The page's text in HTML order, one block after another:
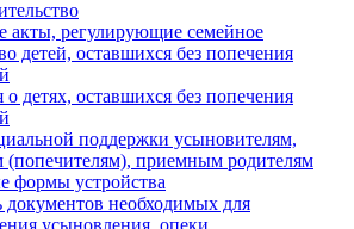
акты, регулирующие семейное
детей, оставшихся без попечения
о детях, оставшихся без попечения
поддержки усыновителям,
(попечителям), приемным родителям
формы устройства
документов необходимых для
усыновления, опеки